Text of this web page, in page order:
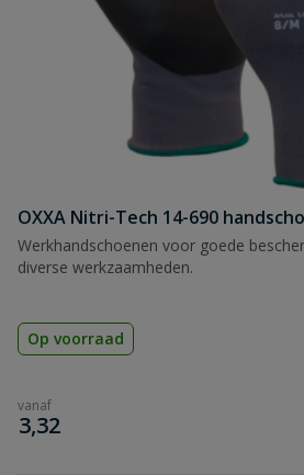
OXXA Nitri-Tech 14-690
Werkhandschoenen voor goede
diverse werkzaamheden.
Op voorraad
vanaf
€
3,32